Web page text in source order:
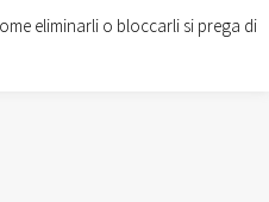
eliminarli o bloccarli si prega di